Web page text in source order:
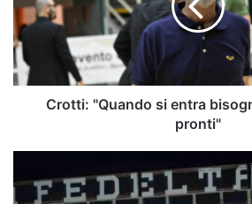
bisogna
farsi
trovare
pronti"
Crotti: "Quando si entra
pronti"
Pro,
Foggia: